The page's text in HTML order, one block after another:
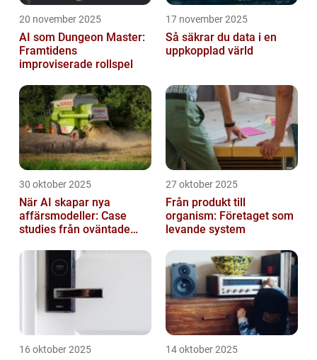
20 november 2025
AI som Dungeon Master:
Framtidens
improviserade rollspel
17 november 2025
Så säkrar du data i en
uppkopplad värld
30 oktober 2025
När AI skapar nya
affärsmodeller: Case
studies från oväntade
27 oktober 2025
Från produkt till
organism: Företaget som
levande system
16 oktober 2025 14 oktober 2025